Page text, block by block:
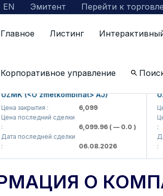
EN Эмитент Перейти к торговле
Главное Листинг
Корпоративное управление
о компании
(<O'zmetkombinat> AJ)
закрытия :
6,099
последний сделки
6,099.96( — 0.0 )
последней сделки
06.08.2026
Цена
О